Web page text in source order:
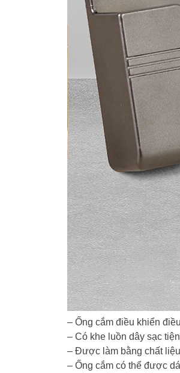
– Ống cắm điều khiển
– Có khe luồn dây sạc
– Được làm bằng chất
– Ống cắm có thể được